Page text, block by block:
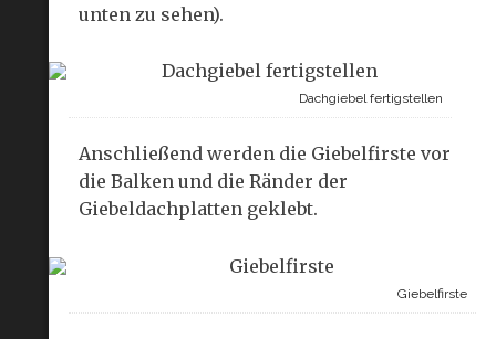
unten zu sehen).
Dachgiebel fertigstellen
Anschließend werden die Giebelfirste vor
die Balken und die Ränder der
Giebeldachplatten geklebt.
Giebelfirste